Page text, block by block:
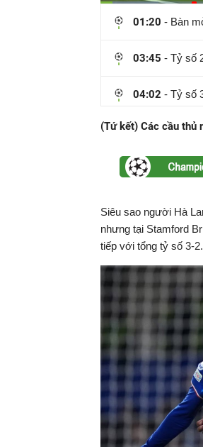
Tạm
Đã
tải:
11.03%
01:20 - Bàn
03:45 - Tỷ số
04:02 - Tỷ số
(Tứ kết) Các cầu thủ
Siêu sao người Hà
nhưng tại Stamford
tiếp với tổng tỷ số 3-2.